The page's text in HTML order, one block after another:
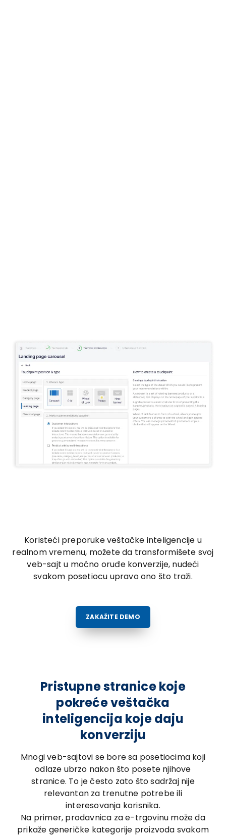
Koristeći preporuke veštačke inteligencije u
realnom vremenu, možete da transformišete svoj
veb-sajt u moćno oruđe konverzije, nudeći
svakom posetiocu upravo ono što traži.
ZAKAŽITE DEMO
Pristupne stranice koje
pokreće veštačka
inteligencija koje daju
konverziju
Mnogi veb-sajtovi se bore sa posetiocima koji
odlaze ubrzo nakon što posete njihove
stranice. To je često zato što sadržaj nije
relevantan za trenutne potrebe ili
interesovanja korisnika.
Na primer, prodavnica za e-trgovinu može da
prikaže generičke kategorije proizvoda svakom